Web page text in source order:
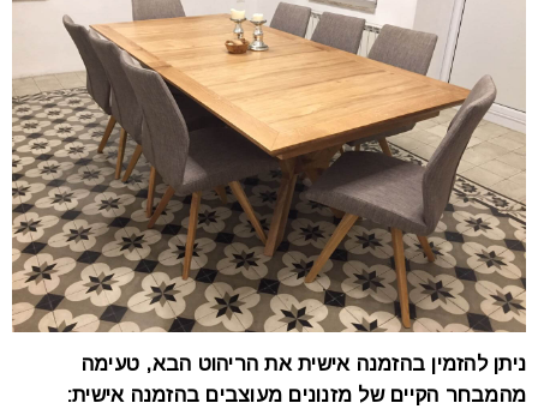
ניתן להזמין בהזמנה אישית את הריהוט הבא, טעימה
מהמבחר הקיים של מזנונים מעוצבים בהזמנה אישית: